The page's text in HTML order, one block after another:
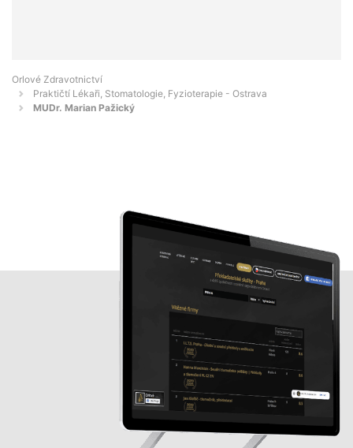
Orlové Zdravotnictví
Praktičtí Lékaři, Stomatologie, Fyzioterapie - Ostrava
MUDr. Marian Pažický